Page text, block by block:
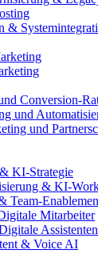
&
Conversion-
und
und
KI-Strategie
& KI-
Team-
Mitarbeiter
Assistenten
& Voice AI